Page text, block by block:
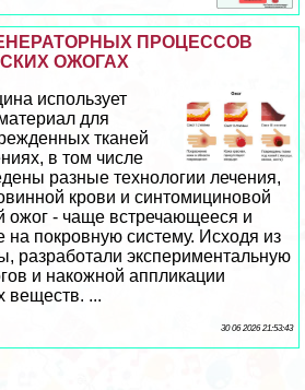
ПРОЦЕССОВ
ОЖОГАХ
использует
для
тканей
в том числе
разные технологии лечения,
крови и синтомициновой
ожог - чаще встречающееся и
на покровную систему. Исходя из
разработали экспериментальную
и накожной аппликации
веществ. ...
30 06 2026 21:53:43